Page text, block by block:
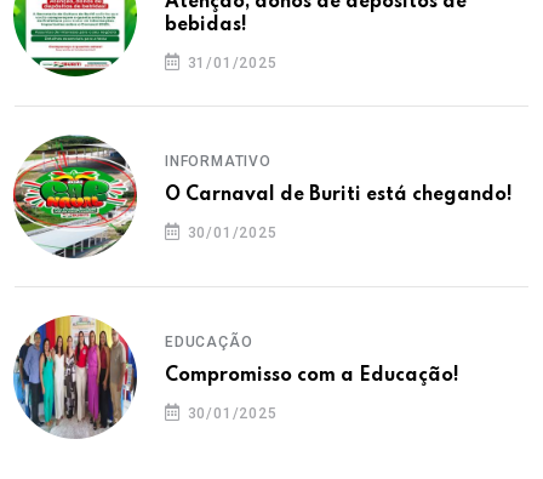
bebidas!
31/01/2025
INFORMATIVO
O Carnaval de Buriti está chegando!
30/01/2025
EDUCAÇÃO
Compromisso com a Educação!
30/01/2025